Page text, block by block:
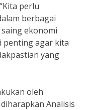
perlu
berbagai
ekonomi
penting agar kita
yang
oleh
Analisis